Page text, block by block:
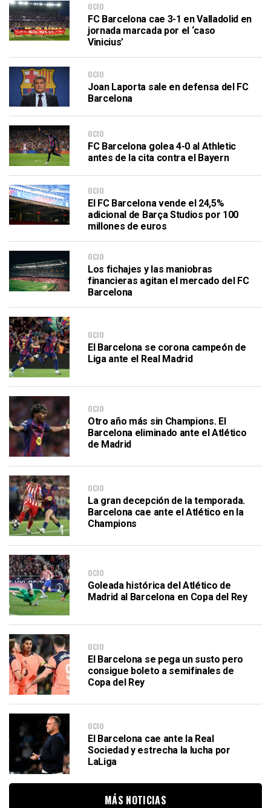
OCIO
FC Barcelona cae 3-1 en Valladolid en
jornada marcada por el ‘caso
Vinicius’
OCIO
Joan Laporta sale en defensa del FC
Barcelona
OCIO
FC Barcelona golea 4-0 al Athletic
antes de la cita contra el Bayern
OCIO
El FC Barcelona vende el 24,5%
adicional de Barça Studios por 100
millones de euros
OCIO
Los fichajes y las maniobras
financieras agitan el mercado del FC
Barcelona
OCIO
El Barcelona se corona campeón de
Liga ante el Real Madrid
OCIO
Otro año más sin Champions. El
Barcelona eliminado ante el Atlético
de Madrid
OCIO
La gran decepción de la temporada.
Barcelona cae ante el Atlético en la
Champions
OCIO
Goleada histórica del Atlético de
Madrid al Barcelona en Copa del Rey
OCIO
El Barcelona se pega un susto pero
consigue boleto a semifinales de
Copa del Rey
OCIO
El Barcelona cae ante la Real
Sociedad y estrecha la lucha por
LaLiga
MÁS NOTICIAS